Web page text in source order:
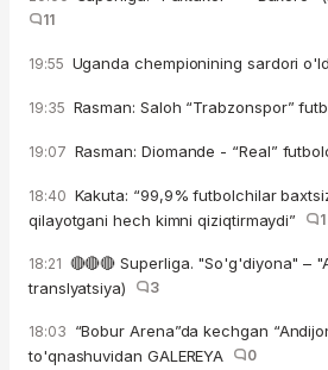
11
19:55 Uganda chempionining sardori
19:35 Rasman: Saloh “Trabzonspor”
19:07 Rasman: Diomande - “Real”
18:40 Kakuta: “99,9% futbolchilar
qilayotgani hech kimni qiziqtirmaydi”
1
18:21 🔴🔴🔴 Superliga. "So'g'diyona" –
translyatsiya)
3
18:03 “Bobur Arena”da kechgan
to'qnashuvidan GALEREYA
0